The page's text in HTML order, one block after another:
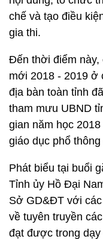
chế và tạo điều
gia thi.
Đến thời điểm này,
mới 2018 - 2019 ở
địa bàn toàn tỉnh
tham mưu UBND
gian năm học
giáo dục phổ
Phát biểu tại buổi
Tỉnh ủy Hồ Đại
Sở GD&ĐT với
về tuyên truyền
đạt được trong